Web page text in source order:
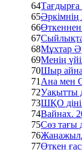
64Тағдырға
65Әркімнің
66Өткеннен
67
68Мұхтар
69Менің
70Шыр
71Ана мен
72Уақытты
73ШҚО
74Вайнах.
75Сөз тағы
76
77Өткен